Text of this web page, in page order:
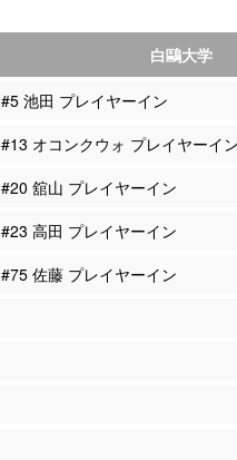
白鷗大学
#5 池田 プレイヤーイン
#13 オコンクウォ プレイヤーイン
#20 舘山 プレイヤーイン
#23 高田 プレイヤーイン
#75 佐藤 プレイヤーイン